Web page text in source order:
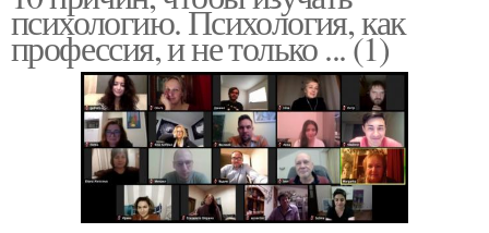
психологию. Психология, как
профессия, и не только ... (1)